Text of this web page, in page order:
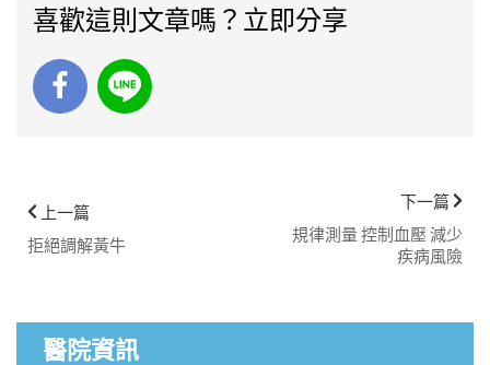
喜歡這則文章嗎？立即分享
上一篇
拒絕調解黃牛
下一篇
規律測量 控制血壓 減少
疾病風險
醫院資訊